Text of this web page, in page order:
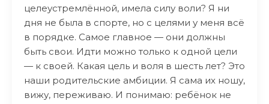
целеустремлённой, имела силу воли? Я ни
дня не была в спорте, но с целями у меня всё
в порядке. Самое главное — они должны
быть свои. Идти можно только к одной цели
— к своей. Какая цель и воля в шесть лет? Это
наши родительские амбиции. Я сама их ношу,
вижу, переживаю. И понимаю: ребёнок не